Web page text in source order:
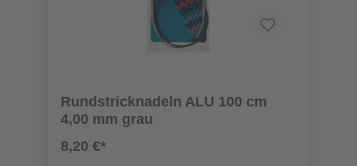
Rundstricknadeln ALU 100 cm
4,00 mm grau
8,20 €*